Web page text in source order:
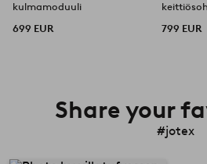
kulmamoduuli
699 EUR
istuttava
799 EUR
Share your
#jotex